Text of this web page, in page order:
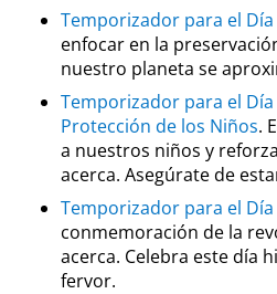
Temporizador para el
enfocar en la
nuestro planeta se
Temporizador para el
Protección de los Niños.
a nuestros niños y
acerca. Asegúrate de
Temporizador para el Día
conmemoración de la
acerca. Celebra este día
fervor.